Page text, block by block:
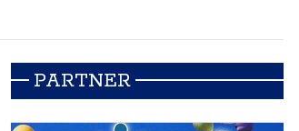
PARTNER